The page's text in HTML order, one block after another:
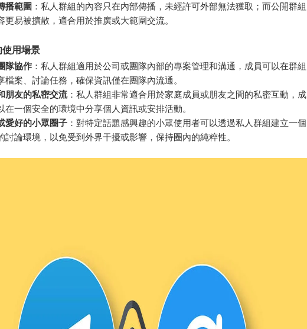
播範圍 ：私人群組的內容只在內部傳播，未經許可外部無法獲取；而公開群組
更易被擴散，適合用於推廣或大範圍交流。
使用場景
隊協作 ：私人群組適用於公司或團隊內部的專案管理和溝通，成員可以在群組
檔案、討論任務，確保資訊僅在團隊內流通。
朋友的私密交流：私人群組非常適合用於家庭成員或朋友之間的私密互動，成
在一個安全的環境中分享個人資訊或安排活動。
愛好的小眾圈子 ：對特定話題感興趣的小眾使用者可以透過私人群組建立一個
討論環境，以免受到外界干擾或影響，保持圈內的純粹性。